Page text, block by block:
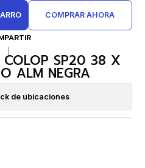
COMPRAR AHORA
COLOP SP20 38 X
ALM NEGRA
de ubicaciones